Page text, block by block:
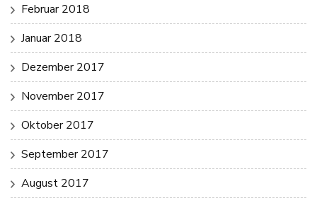
Februar 2018
Januar 2018
Dezember 2017
November 2017
Oktober 2017
September 2017
August 2017